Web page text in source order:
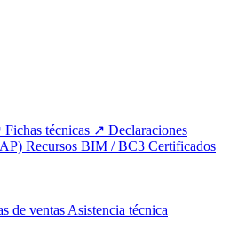
Fichas técnicas
Declaraciones
Recursos BIM / BC3 Certificados
de ventas Asistencia técnica